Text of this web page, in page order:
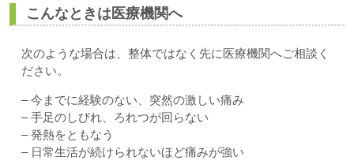
こんなときは医療機関へ
次のような場合は、整体ではなく先に医療機関へご相談く
ださい。
– 今までに経験のない、突然の激しい痛み
– 手足のしびれ、ろれつが回らない
– 発熱をともなう
– 日常生活が続けられないほど痛みが強い